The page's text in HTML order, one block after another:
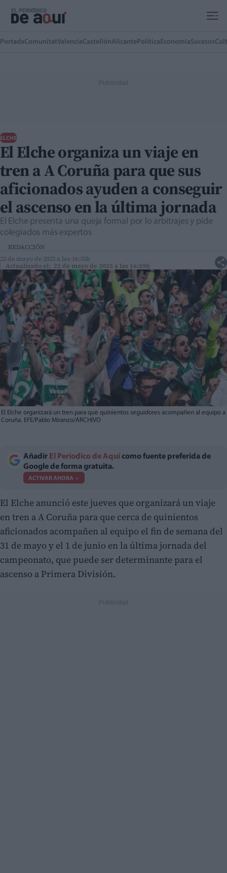
PortadaComunitatValenciaCastellónAlicante Política EconomíaSucesos
ELCHE
El Elche organiza un viaje en
tren a A Coruña para que sus
aficionados ayuden a conseguir
el ascenso en la última jornada
El Elche presenta una queja formal por lo arbitrajes y pide
colegiados más expertos
REDACCIÓN
22 de mayo de 2025 a las 16:35h
Actualizado el: 22 de mayo de 2025 a las 16:59h
El Elche organizará un tren para que quinientos seguidores acompañen al equipo a
Coruña. EFE/Pablo Miranzo/ARCHIVO
Añadir El Periodico de Aquí como fuente preferida de
Google de forma gratuita.
ACTIVAR AHORA
El Elche anunció este jueves que organizará un viaje
en tren a A Coruña para que cerca de quinientos
aficionados acompañen al equipo el fin de semana del
31 de mayo y el 1 de junio en la última jornada del
campeonato, que puede ser determinante para el
ascenso a Primera División.